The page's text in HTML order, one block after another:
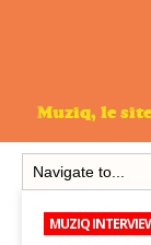
Muziq, le
MUZIQ